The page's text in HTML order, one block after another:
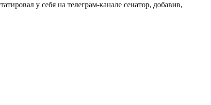
у себя на телеграм-канале сенатор, добавив,